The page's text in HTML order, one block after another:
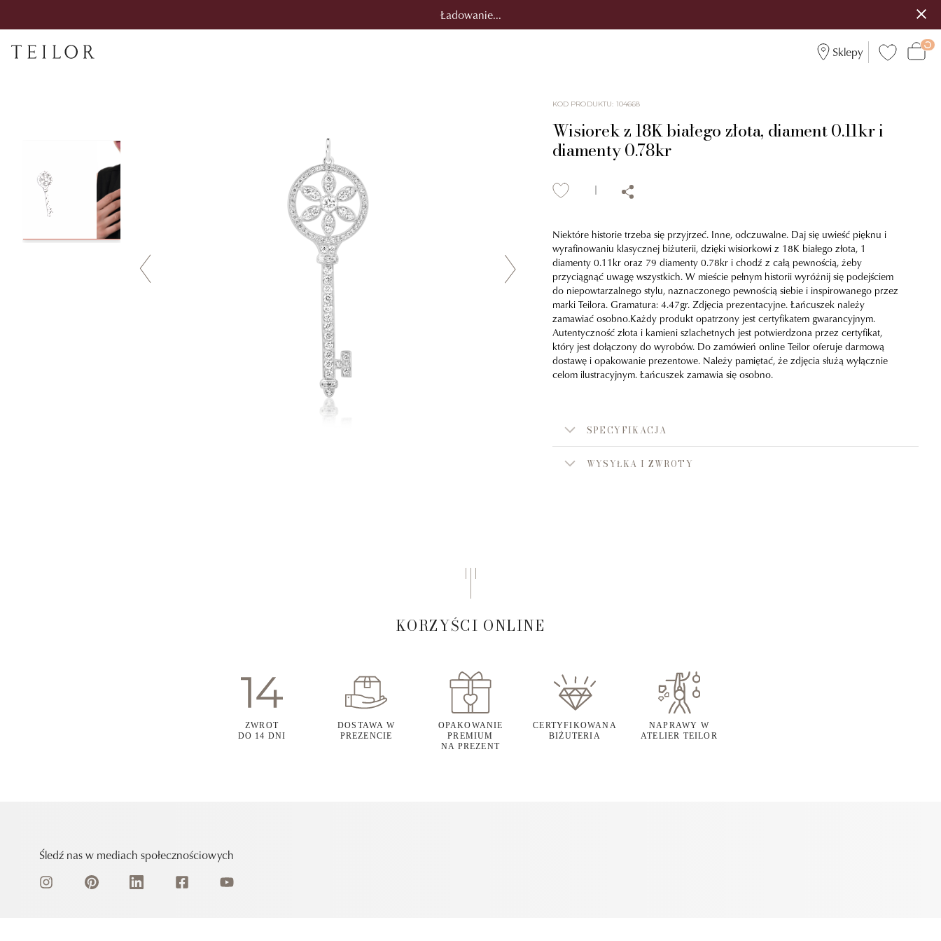
Ładowanie...
Sklepy
KOD PRODUKTU: 104668
Wisiorek z 18K białego złota, diament 0.11kr i
diamenty 0.78kr
Niektóre historie trzeba się przyjrzeć. Inne, odczuwalne. Daj się uwieść pięknu i
wyrafinowaniu klasycznej biżuterii, dzięki wisiorkowi z 18K białego złota, 1
diamenty 0.11kr oraz 79 diamenty 0.78kr i chodź z całą pewnością, żeby
przyciągnąć uwagę wszystkich. W mieście pełnym historii wyróżnij się podejściem
do niepowtarzalnego stylu, naznaczonego pewnością siebie i inspirowanego przez
marki Teilora. Gramatura: 4.47gr. Zdjęcia prezentacyjne. Łańcuszek należy
zamawiać osobno.Każdy produkt opatrzony jest certyfikatem gwarancyjnym.
Autentyczność złota i kamieni szlachetnych jest potwierdzona przez certyfikat,
który jest dołączony do wyrobów. Do zamówień online Teilor oferuje darmową
dostawę i opakowanie prezentowe. Należy pamiętać, że zdjęcia służą wyłącznie
celom ilustracyjnym. Łańcuszek zamawia się osobno.
SPECYFIKACJA
WYSYŁKA I ZWROTY
KORZYŚCI ONLINE
ZWROT
DO 14 DNI
DOSTAWA W
PREZENCIE
OPAKOWANIE
PREMIUM
NA PREZENT
CERTYFIKOWANA
BIŻUTERIA
NAPRAWY W
ATELIER TEILOR
Śledź nas w mediach społecznościowych